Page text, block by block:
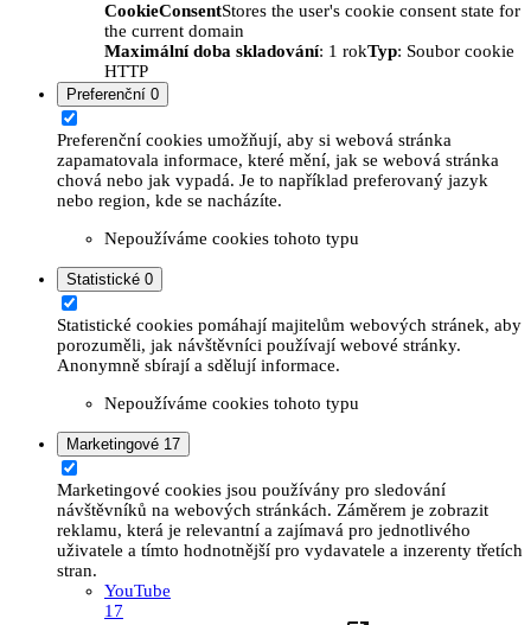
CookieConsentStores the user's cookie consent state for
the current domain
Maximální doba skladování: 1 rokTyp: Soubor cookie
HTTP
Preferenční 0
Preferenční cookies umožňují, aby si webová stránka
zapamatovala informace, které mění, jak se webová stránka
chová nebo jak vypadá. Je to například preferovaný jazyk
nebo region, kde se nacházíte.
Nepoužíváme cookies tohoto typu
Statistické 0
Statistické cookies pomáhají majitelům webových stránek, aby
porozuměli, jak návštěvníci používají webové stránky.
Anonymně sbírají a sdělují informace.
Nepoužíváme cookies tohoto typu
Marketingové 17
Marketingové cookies jsou používány pro sledování
návštěvníků na webových stránkách. Záměrem je zobrazit
reklamu, která je relevantní a zajímavá pro jednotlivého
uživatele a tímto hodnotnější pro vydavatele a inzerenty třetích
stran.
YouTube
17